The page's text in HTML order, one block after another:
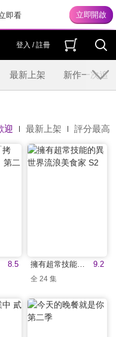
即看
登入 / 註冊
最新上架 新作一次追
迎 最新上架 評分最高
8.5 9.2
全 24 集